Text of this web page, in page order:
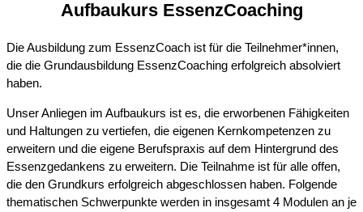
Aufbaukurs EssenzCoaching
Die Ausbildung zum EssenzCoach ist für die Teilnehmer*innen,
die die Grundausbildung EssenzCoaching erfolgreich absolviert
haben.
Unser Anliegen im Aufbaukurs ist es, die erworbenen Fähigkeiten
und Haltungen zu vertiefen, die eigenen Kernkompetenzen zu
erweitern und die eigene Berufspraxis auf dem Hintergrund des
Essenzgedankens zu erweitern. Die Teilnahme ist für alle offen,
die den Grundkurs erfolgreich abgeschlossen haben. Folgende
thematischen Schwerpunkte werden in insgesamt 4 Modulen an je